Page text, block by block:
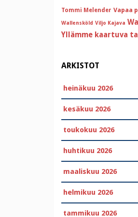
Tommi Melender Vapaa
Wallensköld Viljo Kajava
Yllämme kaartuva
ARKISTOT
heinäkuu 2026
kesäkuu 2026
toukokuu 2026
huhtikuu 2026
maaliskuu 2026
helmikuu 2026
tammikuu 2026